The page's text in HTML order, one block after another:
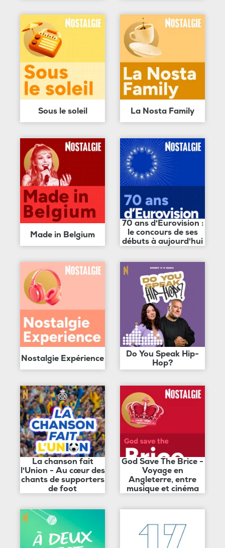
Sous le soleil La Nosta Family
Made in Belgium
70 ans d'Eurovision :
le concours de ses
débuts à aujourd'hui
Nostalgie Expérience
Do You Speak Hip-
Hop?
La chanson fait
l'Union - Au cœur des
chants de supporters
de foot
God Save The Brice -
Voyage en
Angleterre, entre
musique et cinéma